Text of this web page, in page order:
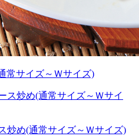
常サイズ～Ｗサイズ)
炒め(通常サイズ～Ｗサイズ)